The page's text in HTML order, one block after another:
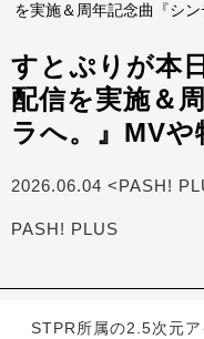
を実施＆周年記念曲『シ
すとぷりが本
配信を実施＆
ラへ。』MVや
2026.06.04 <PASH!
PASH! PLUS
STPR所属の2.5次元ア